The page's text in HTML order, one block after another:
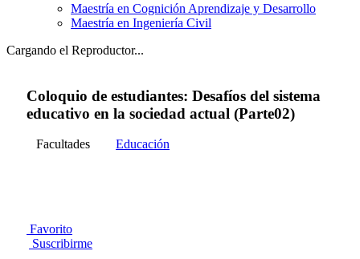
Maestría en Cognición Aprendizaje y Desarrollo
Maestría en Ingeniería Civil
Cargando el Reproductor...
Coloquio de estudiantes: Desafíos del sistema
educativo en la sociedad actual (Parte02)
Facultades Educación
Favorito
Suscribirme